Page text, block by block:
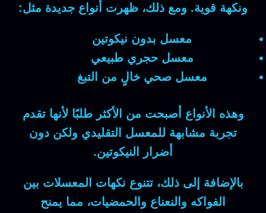
ونكهة قوية. ومع ذلك، ظهرت أنواع جديدة مثل:
معسل بدون نيكوتين
معسل حجري طبيعي
معسل صحي خالٍ من التبغ
وهذه الأنواع أصبحت من الأكثر طلبًا لأنها تقدم
تجربة مشابهة للمعسل التقليدي ولكن دون
أضرار النيكوتين.
بالإضافة إلى ذلك، تتنوع نكهات المعسلات بين
الفواكه والنعناع والحمضيات، مما يمنح